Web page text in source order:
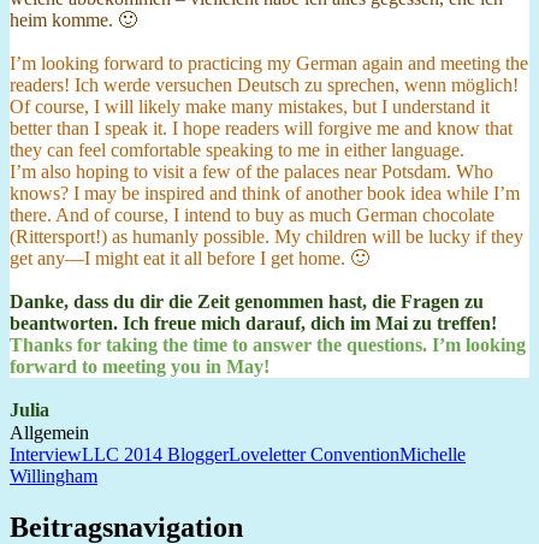
heim komme. 🙂
I’m looking forward to practicing my German again and meeting the
readers! Ich werde versuchen Deutsch zu sprechen, wenn möglich!
Of course, I will likely make many mistakes, but I understand it
better than I speak it. I hope readers will forgive me and know that
they can feel comfortable speaking to me in either language.
I’m also hoping to visit a few of the palaces near Potsdam. Who
knows? I may be inspired and think of another book idea while I’m
there. And of course, I intend to buy as much German chocolate
(Rittersport!) as humanly possible. My children will be lucky if they
get any—I might eat it all before I get home. 🙂
Danke, dass du dir die Zeit genommen hast, die Fragen zu
beantworten. Ich freue mich darauf, dich im Mai zu treffen!
Thanks for taking the time to answer the questions. I’m looking
forward to meeting you in May!
Julia
Allgemein
InterviewLLC 2014 BloggerLoveletter ConventionMichelle
Willingham
Beitragsnavigation